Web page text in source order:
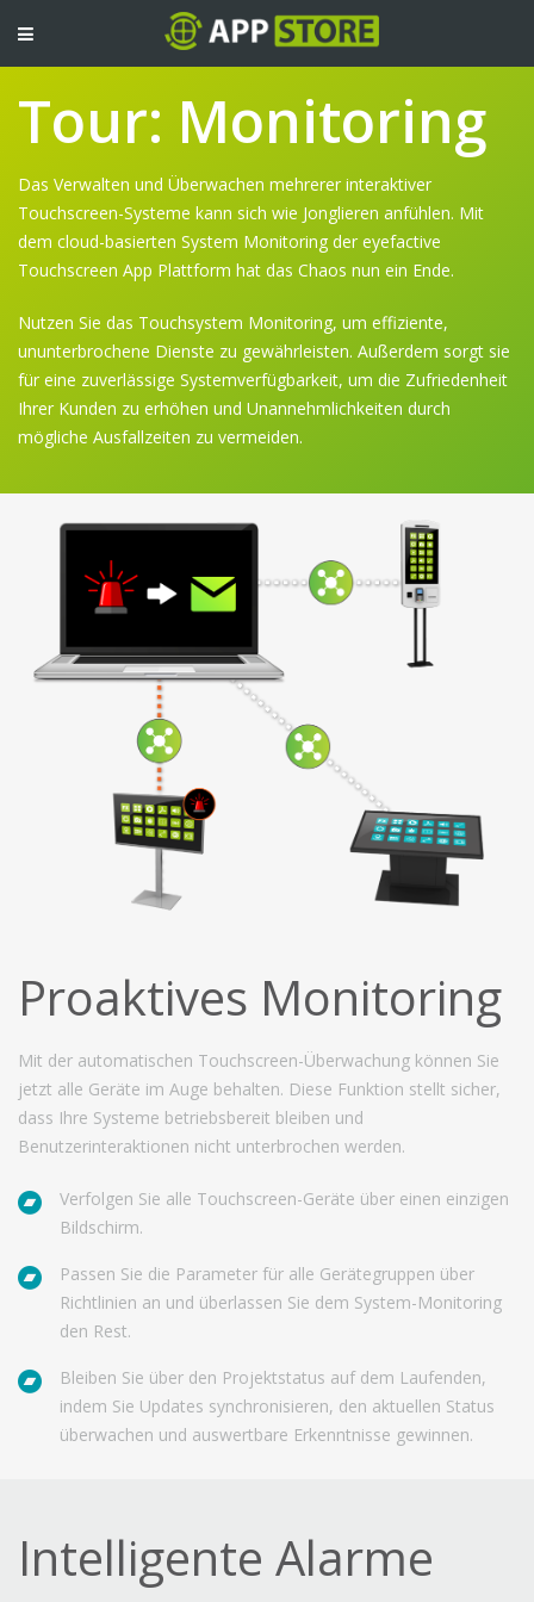
TOGGLE
NAVIGATION
Tour: Monitoring
Das Verwalten und Überwachen mehrerer interaktiver
Touchscreen-Systeme kann sich wie Jonglieren anfühlen. Mit
dem cloud-basierten System Monitoring der eyefactive
Touchscreen App Plattform hat das Chaos nun ein Ende.
Nutzen Sie das Touchsystem Monitoring, um effiziente,
ununterbrochene Dienste zu gewährleisten. Außerdem sorgt sie
für eine zuverlässige Systemverfügbarkeit, um die Zufriedenheit
Ihrer Kunden zu erhöhen und Unannehmlichkeiten durch
mögliche Ausfallzeiten zu vermeiden.
Proaktives Monitoring
Mit der automatischen Touchscreen-Überwachung können Sie
jetzt alle Geräte im Auge behalten. Diese Funktion stellt sicher,
dass Ihre Systeme betriebsbereit bleiben und
Benutzerinteraktionen nicht unterbrochen werden.
Verfolgen Sie alle Touchscreen-Geräte über einen einzigen
Bildschirm.
Passen Sie die Parameter für alle Gerätegruppen über
Richtlinien an und überlassen Sie dem System-Monitoring
den Rest.
Bleiben Sie über den Projektstatus auf dem Laufenden,
indem Sie Updates synchronisieren, den aktuellen Status
überwachen und auswertbare Erkenntnisse gewinnen.
Intelligente Alarme